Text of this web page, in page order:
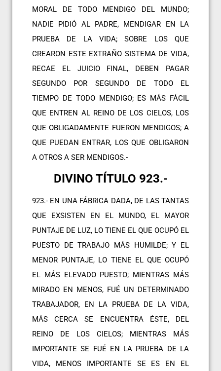
MORAL DE TODO MENDIGO DEL MUNDO;
NADIE PIDIÓ AL PADRE, MENDIGAR EN LA
PRUEBA DE LA VIDA; SOBRE LOS QUE
CREARON ESTE EXTRAÑO SISTEMA DE VIDA,
RECAE EL JUICIO FINAL, DEBEN PAGAR
SEGUNDO POR SEGUNDO DE TODO EL
TIEMPO DE TODO MENDIGO; ES MÁS FÁCIL
QUE ENTREN AL REINO DE LOS CIELOS, LOS
QUE OBLIGADAMENTE FUERON MENDIGOS; A
QUE PUEDAN ENTRAR, LOS QUE OBLIGARON
A OTROS A SER MENDIGOS.-
DIVINO TÍTULO 923.-
923.- EN UNA FÁBRICA DADA, DE LAS TANTAS
QUE EXSISTEN EN EL MUNDO, EL MAYOR
PUNTAJE DE LUZ, LO TIENE EL QUE OCUPÓ EL
PUESTO DE TRABAJO MÁS HUMILDE; Y EL
MENOR PUNTAJE, LO TIENE EL QUE OCUPÓ
EL MÁS ELEVADO PUESTO; MIENTRAS MÁS
MIRADO EN MENOS, FUÉ UN DETERMINADO
TRABAJADOR, EN LA PRUEBA DE LA VIDA,
MÁS CERCA SE ENCUENTRA ÉSTE, DEL
REINO DE LOS CIELOS; MIENTRAS MÁS
IMPORTANTE SE FUÉ EN LA PRUEBA DE LA
VIDA, MENOS IMPORTANTE SE ES EN EL